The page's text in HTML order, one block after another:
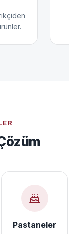
Pastaneler